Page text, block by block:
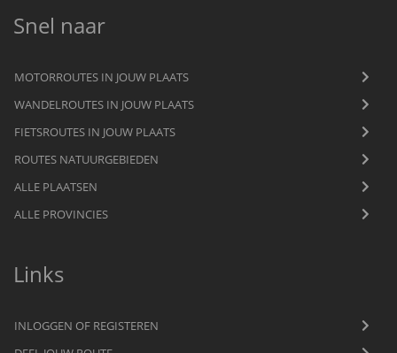
Snel naar
MOTORROUTES IN JOUW PLAATS
WANDELROUTES IN JOUW PLAATS
FIETSROUTES IN JOUW PLAATS
ROUTES NATUURGEBIEDEN
ALLE PLAATSEN
ALLE PROVINCIES
Links
INLOGGEN OF REGISTEREN